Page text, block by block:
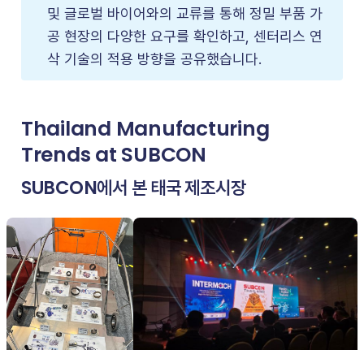
및 글로벌 바이어와의 교류를 통해 정밀 부품 가
공 현장의 다양한 요구를 확인하고, 센터리스 연
삭 기술의 적용 방향을 공유했습니다.
Thailand Manufacturing
Trends at SUBCON
SUBCON에서 본 태국 제조시장